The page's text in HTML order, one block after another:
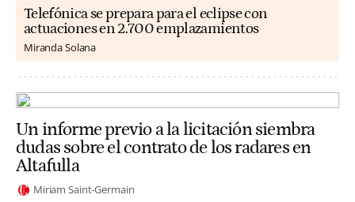
Telefónica se prepara para el eclipse con
actuaciones en 2.700 emplazamientos
Miranda Solana
Un informe previo a la licitación siembra
dudas sobre el contrato de los radares en
Altafulla
Miriam Saint-Germain